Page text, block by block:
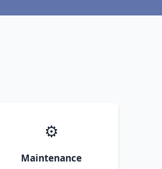
⚙️
Maintenance